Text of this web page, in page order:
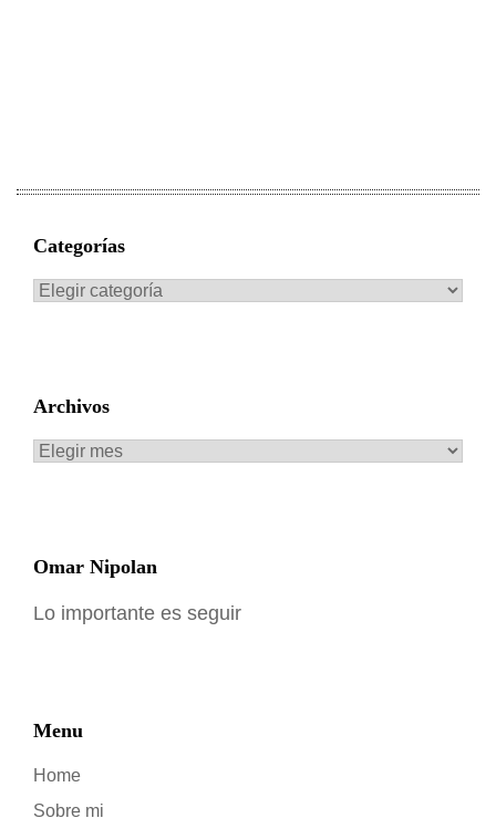
Categorías
Categorías
Archivos
Archivos
Omar Nipolan
Lo importante es seguir
Menu
Home
Sobre mi